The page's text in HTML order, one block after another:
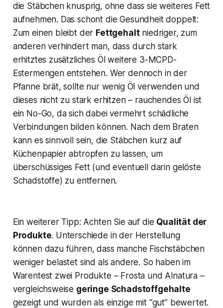
die Stäbchen knusprig, ohne dass sie weiteres Fett
aufnehmen. Das schont die Gesundheit doppelt:
Zum einen bleibt der Fettgehaltniedriger, zum
anderen verhindert man, dass durch stark
erhitztes zusätzliches Öl weitere 3-MCPD-
Estermengen entstehen. Wer dennoch in der
Pfanne brät, sollte nur wenig Öl verwenden und
dieses nicht zu stark erhitzen – rauchendes Öl ist
ein No-Go, da sich dabei vermehrt schädliche
Verbindungen bilden können​. Nach dem Braten
kann es sinnvoll sein, die Stäbchen kurz auf
Küchenpapier abtropfen zu lassen, um
überschüssiges Fett (und eventuell darin gelöste
Schadstoffe) zu entfernen.
Ein weiterer Tipp: Achten Sie auf die Qualität der
Produkte. Unterschiede in der Herstellung
können dazu führen, dass manche Fischstäbchen
weniger belastet sind als andere. So haben im
Warentest zwei Produkte – Frosta und Alnatura –
vergleichsweise geringe Schadstoffgehalte
gezeigt und wurden als einzige mit “gut”bewertet​.